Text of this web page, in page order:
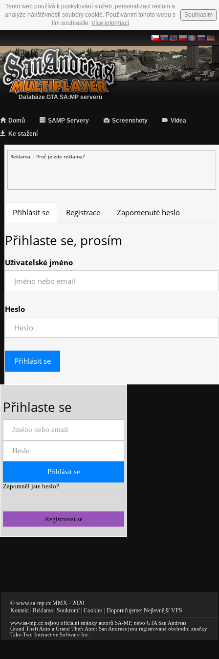
Tento web používá k poskytování služeb, personalizaci reklam a
analýze návštěvnosti soubory cookie. Používáním tohoto webu s
tím souhlasíte. Více informací
Souhlasím
Databáze GTA SA:MP serverů
Domů SAMP Servery Screenshoty
Videa
Ke stažení
Reklama | Proč je zde reklama?
Přihlásit se Registrace Zapomenuté heslo
Přihlaste se, prosím
Uživatelské jméno
Heslo
Přihlaste se
Zapomněl jste heslo?
Registrovat se
© www.sa-mp.cz MMX - 2020
Kontakt| Reklama | Soukromí| Cookies | Doporučujeme: Nejlevnější VPS
www.sa-mp.cz nejsou oficiální stránky autorů SA-MP, nebo GTA San Andreas
Grand Theft Auto a Grand Theft Auto: San Andreas jsou registrované obchodní značky
Take-Two Interactive Software Inc.